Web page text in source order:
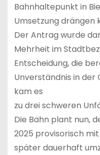
Bahnhaltepunkt in
Umsetzung drängen
Der Antrag wurde
Mehrheit im
Entscheidung, die
Unverständnis in
kam es
zu drei schweren
Die Bahn plant nun,
2025 provisorisch
später dauerhaft